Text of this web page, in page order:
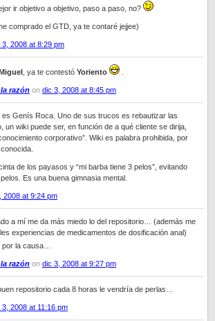
ir objetivo a objetivo, paso a paso, no?
comprado el GTD, ya te contaré jejjee)
3, 2008 at 8:29 pm
, ya te contestó Yoriento
razón on dic 3, 2008 at 8:45 pm
es Genís Roca. Uno de sus trucos es rebautizar las
un wiki puede ser, en función de a qué cliente se dirija,
corporativo”. Wiki es palabra prohibida, por
de los payasos y “mi barba tiene 3 pelos”, evitando
Es una buena gimnasia mental.
2008 at 9:24 pm
a mí me da más miedo lo del repositorio… (además me
experiencias de medicamentos de dosificación anal)
por la causa…
razón on dic 3, 2008 at 9:27 pm
repositorio cada 8 horas le vendría de perlas…
3, 2008 at 11:16 pm